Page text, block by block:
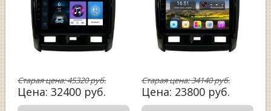
Старая цена:45320руб.
Цена:32400 руб.
Старая цена:34140руб.
Цена: 23800 руб.